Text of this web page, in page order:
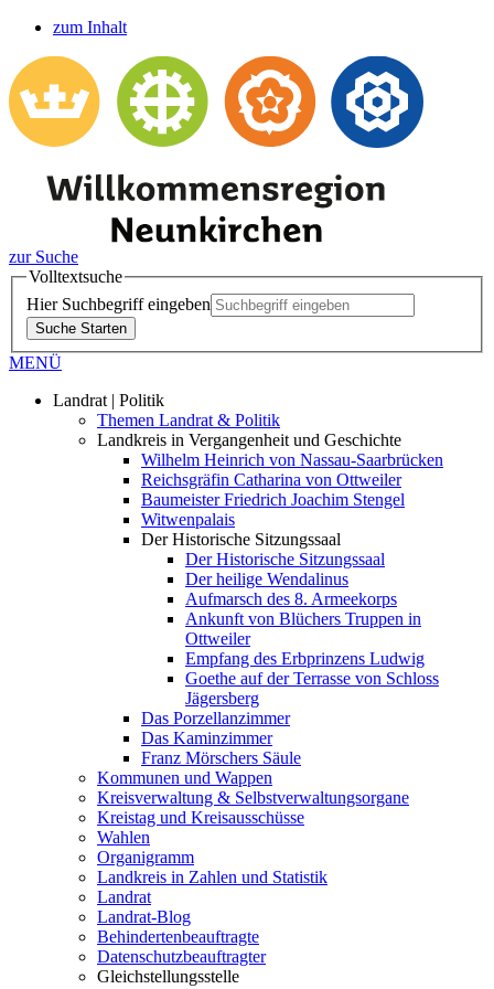
zum Inhalt
zur Suche
Volltextsuche
Hier Suchbegriff eingeben
Suche Starten
MENÜ
Landrat | Politik
Themen Landrat & Politik
Landkreis in Vergangenheit und Geschichte
Wilhelm Heinrich von Nassau-Saarbrücken
Reichsgräfin Catharina von Ottweiler
Baumeister Friedrich Joachim Stengel
Witwenpalais
Der Historische Sitzungssaal
Der Historische Sitzungssaal
Der heilige Wendalinus
Aufmarsch des 8. Armeekorps
Ankunft von Blüchers Truppen in
Ottweiler
Empfang des Erbprinzens Ludwig
Goethe auf der Terrasse von Schloss
Jägersberg
Das Porzellanzimmer
Das Kaminzimmer
Franz Mörschers Säule
Kommunen und Wappen
Kreisverwaltung & Selbstverwaltungsorgane
Kreistag und Kreisausschüsse
Wahlen
Organigramm
Landkreis in Zahlen und Statistik
Landrat
Landrat-Blog
Behindertenbeauftragte
Datenschutzbeauftragter
Gleichstellungsstelle